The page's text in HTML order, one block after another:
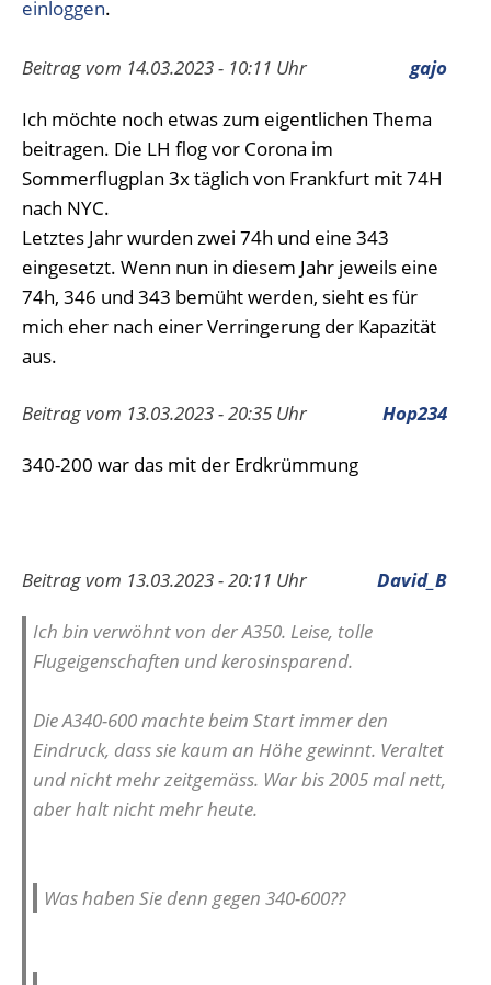
einloggen.
Beitrag vom 14.03.2023 - 10:11 Uhr gajo
Ich möchte noch etwas zum eigentlichen Thema
beitragen. Die LH flog vor Corona im
Sommerflugplan 3x täglich von Frankfurt mit 74H
nach NYC.
Letztes Jahr wurden zwei 74h und eine 343
eingesetzt. Wenn nun in diesem Jahr jeweils eine
74h, 346 und 343 bemüht werden, sieht es für
mich eher nach einer Verringerung der Kapazität
aus.
Beitrag vom 13.03.2023 - 20:35 Uhr Hop234
340-200 war das mit der Erdkrümmung
Beitrag vom 13.03.2023 - 20:11 Uhr David_B
Ich bin verwöhnt von der A350. Leise, tolle
Flugeigenschaften und kerosinsparend.
Die A340-600 machte beim Start immer den
Eindruck, dass sie kaum an Höhe gewinnt. Veraltet
und nicht mehr zeitgemäss. War bis 2005 mal nett,
aber halt nicht mehr heute.
Was haben Sie denn gegen 340-600??